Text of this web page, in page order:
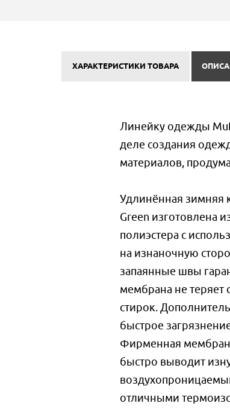
ХАРАКТЕРИСТИКИ ТОВАРА
Линейку одежды
деле создания
материалов,
Удлинённая зимняя
Green изготовлена
полиэстера с
на изнаночную
запаянные швы
мембрана не теряет
стирок.
быстрое
Фирменная
быстро выводит
отличными